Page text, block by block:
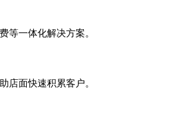
等一体化解决方案。
店面快速积累客户。